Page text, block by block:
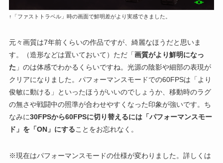
↑「ファストトラベル」時の画面で鮮明差がより実感できました。
元々画質は7年前くらいの作品ですが、綺麗なほうだと思いま
す。（造形などは置いておいて）ただ「画質がより鮮明になっ
た 」のは体感でわかるくらいですね。光源の陰影や細部の表現が
クリアになりました。パフォーマンスモードでの60FPSは「より
俊敏に動ける」といったほうがいいのでしょうか、移動時のラグ
の無さや戦闘中の照準が合わせやすくなった印象が強いです。ち
なみに30FPSから60FPSに切り替えるには「パフォーマンスモー
ド」を「ON」にすることをお忘れなく。
※現在はパフォーマンスモードの仕様が変わりました。詳しくは